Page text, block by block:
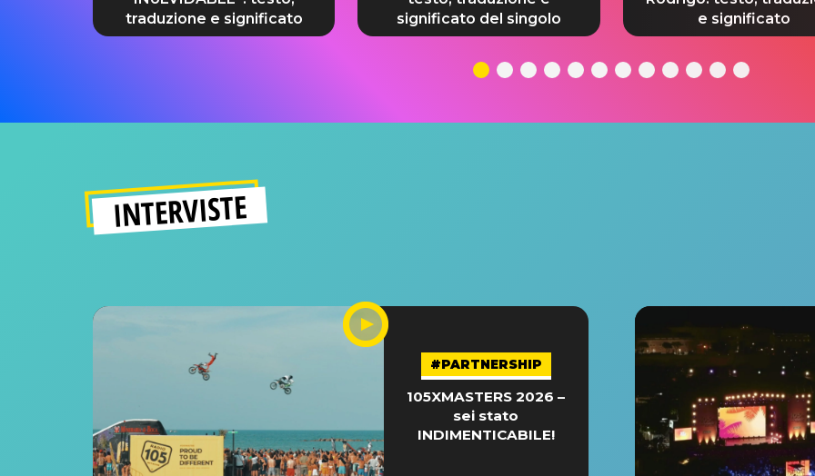
traduzione e significato
significato del singolo
e significato
INTERVISTE
#PARTNERSHIP
105XMASTERS 2026 –
sei stato
INDIMENTICABILE!